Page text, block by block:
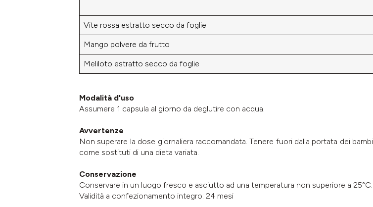
Vite rossa estratto secco da foglie
Mango polvere da frutto
Meliloto estratto secco da foglie
Modalità d'uso
Assumere 1 capsula al giorno da deglutire con acqua.
Avvertenze
Non superare la dose giornaliera raccomandata. Tenere fuori dalla portata dei
come sostituti di una dieta variata.
Conservazione
Conservare in un luogo fresco e asciutto ad una temperatura non superiore a 25°C.
Validità a confezionamento integro: 24 mesi